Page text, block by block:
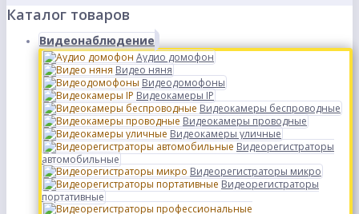
Каталог товаров
Видеонаблюдение
Аудио домофон
Видео няня
Видеодомофоны
Видеокамеры IP
Видеокамеры беспроводные
Видеокамеры проводные
Видеокамеры уличные
Видеорегистраторы
автомобильные
Видеорегистраторы микро
Видеорегистраторы
портативные